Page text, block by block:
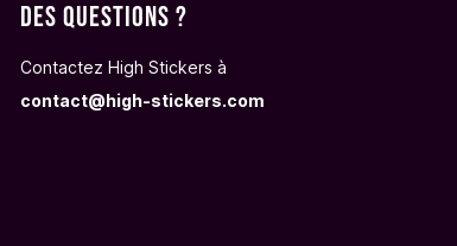
Des questions ?
Contactez High Stickers à
contact@high-stickers.com